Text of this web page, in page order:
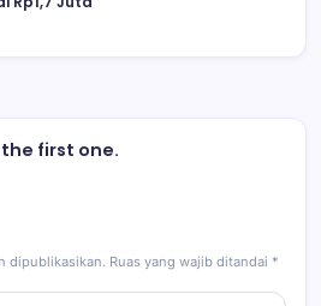
first one.
dipublikasikan. Ruas yang wajib ditandai *